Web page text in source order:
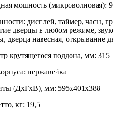
мощность (микроволновая):
дисплей, таймер, часы,
дверцы в любом режиме,
дверца навесная, открывание
крутящегося поддона, мм: 315
нержавейка
(ДхГхВ), мм: 595x401x388
кг: 19,5